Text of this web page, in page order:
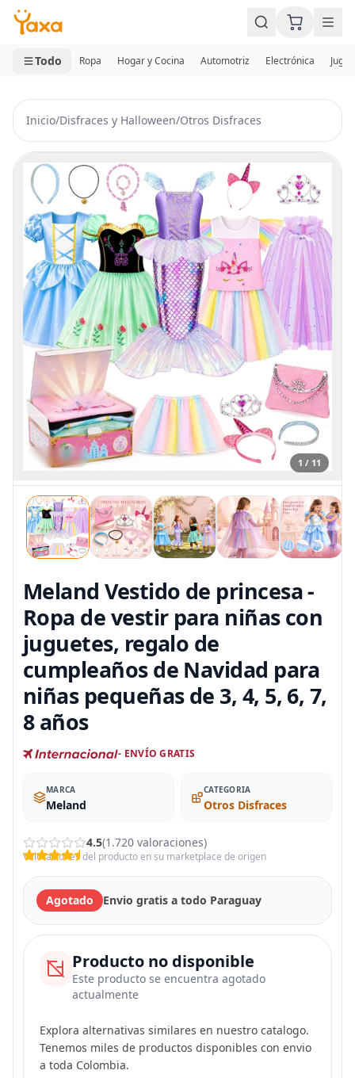
MINI CARRITO
0 productos
Todo Ropa Hogar y Cocina Automotriz Electrónica
Inicio/Disfraces y Halloween/Otros Disfraces
1 / 11
Meland Vestido de princesa -
Ropa de vestir para niñas con
juguetes, regalo de
cumpleaños de Navidad para
niñas pequeñas de 3, 4, 5, 6, 7,
8 años
- ENVÍO GRATIS
MARCA
Meland
CATEGORIA
Otros Disfraces
4.5(1.720 valoraciones)
Valoraciones del producto en su marketplace de origen
Agotado Envio gratis a todo Paraguay
Producto no disponible
Este producto se encuentra agotado
actualmente
Explora alternativas similares en nuestro catalogo.
Tenemos miles de productos disponibles con envio
a toda Colombia.